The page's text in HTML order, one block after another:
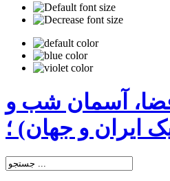
آسمان شب و
ایران و جهان) ؛